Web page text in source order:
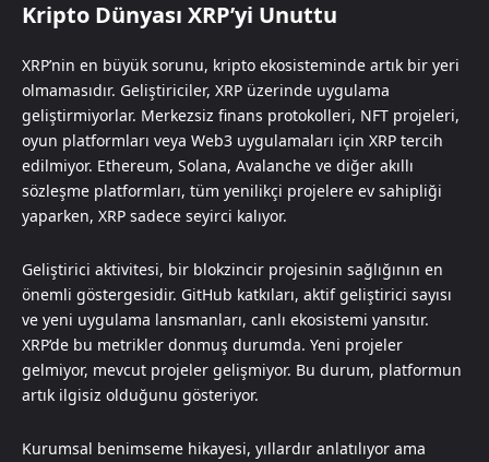
Kripto Dünyası XRP’yi Unuttu
XRP’nin en büyük sorunu, kripto ekosisteminde artık bir yeri
olmamasıdır. Geliştiriciler, XRP üzerinde uygulama
geliştirmiyorlar. Merkezsiz finans protokolleri, NFT projeleri,
oyun platformları veya Web3 uygulamaları için XRP tercih
edilmiyor. Ethereum, Solana, Avalanche ve diğer akıllı
sözleşme platformları, tüm yenilikçi projelere ev sahipliği
yaparken, XRP sadece seyirci kalıyor.
Geliştirici aktivitesi, bir blokzincir projesinin sağlığının en
önemli göstergesidir. GitHub katkıları, aktif geliştirici sayısı
ve yeni uygulama lansmanları, canlı ekosistemi yansıtır.
XRP’de bu metrikler donmuş durumda. Yeni projeler
gelmiyor, mevcut projeler gelişmiyor. Bu durum, platformun
artık ilgisiz olduğunu gösteriyor.
Kurumsal benimseme hikayesi, yıllardır anlatılıyor ama